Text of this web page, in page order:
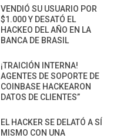
VENDIÓ SU USUARIO POR
$1.000 Y DESATÓ EL
HACKEO DEL AÑO EN LA
BANCA DE BRASIL
¡TRAICIÓN INTERNA!
AGENTES DE SOPORTE DE
COINBASE HACKEARON
DATOS DE CLIENTES”
EL HACKER SE DELATÓ A SÍ
MISMO CON UNA